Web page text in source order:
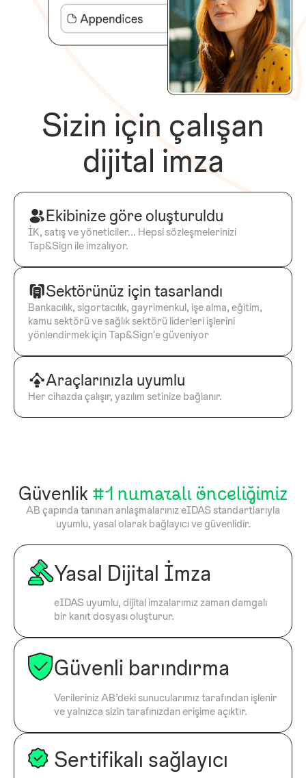
Sizin için çalışan
dijital imza
Ekibinize göre oluşturuldu
İK, satış ve yöneticiler... Hepsi sözleşmelerinizi
Tap&Sign ile imzalıyor.
Sektörünüz için tasarlandı
Bankacılık, sigortacılık, gayrimenkul, işe alma, eğitim,
kamu sektörü ve sağlık sektörü liderleri işlerini
yönlendirmek için Tap&Sign'e güveniyor
Araçlarınızla uyumlu
Her cihazda çalışır, yazılım setinize bağlanır.
Güvenlik #1 numaralı önceliğimiz
AB çapında tanınan anlaşmalarınız eIDAS standartlarıyla
uyumlu, yasal olarak bağlayıcı ve güvenlidir.
Yasal Dijital İmza
eIDAS uyumlu, dijital imzalarımız zaman damgalı
bir kanıt dosyası oluşturur.
Güvenli barındırma
Verileriniz AB’deki sunucularımız tarafından işlenir
ve yalnızca sizin tarafınızdan erişime açıktır.
Sertifikalı sağlayıcı